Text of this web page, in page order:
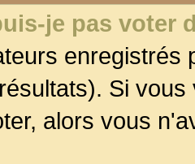
je pas voter
enregistrés
Si
alors vous